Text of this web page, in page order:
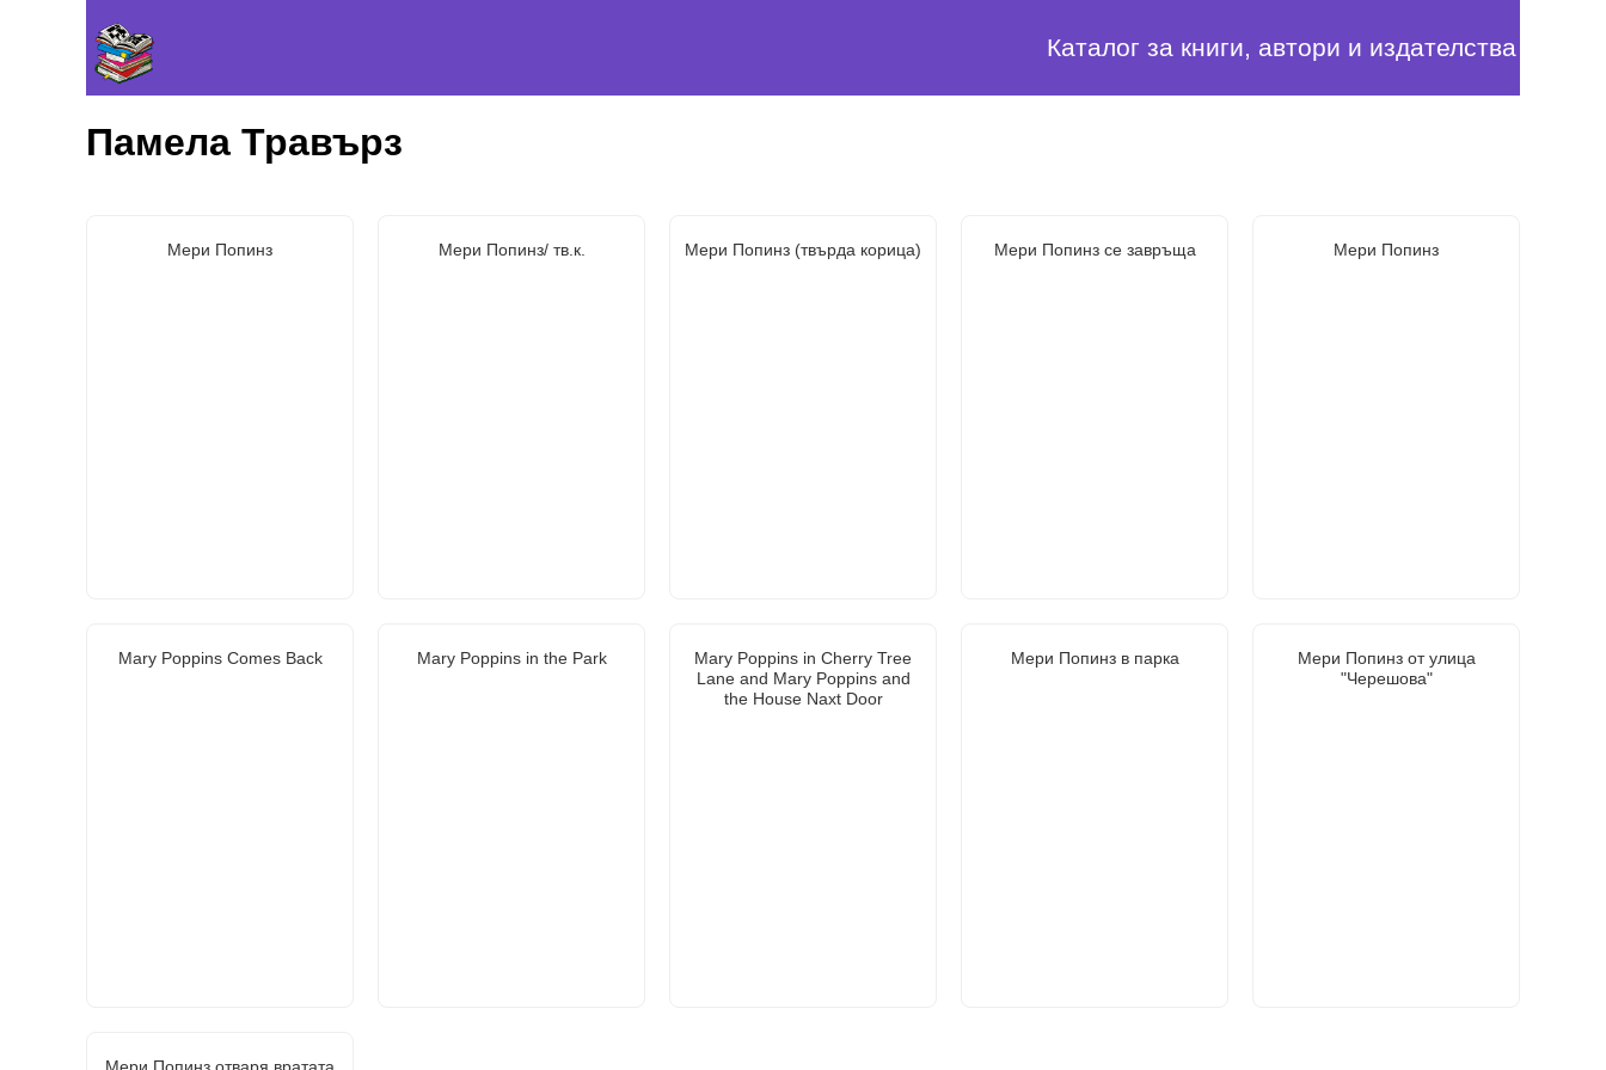
Каталог за книги, автори и издателства
Памела Травърз
Мери Попинз Мери Попинз/ тв.к. Мери Попинз (твърда корица) Мери Попинз се завръща Мери Попинз
Mary Poppins Comes Back Mary Poppins in the Park
Mary Poppins in Cherry Tree
Lane and Mary Poppins and
the House Naxt Door
Мери Попинз в парка
Мери Попинз от улица
"Черешова"